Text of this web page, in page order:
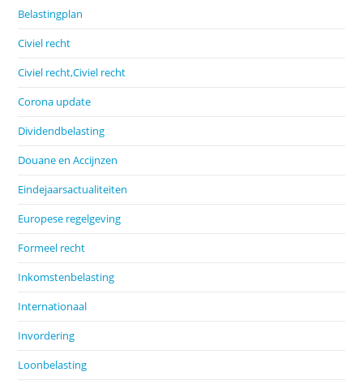
Belastingplan
Civiel recht
Civiel recht,Civiel recht
Corona update
Dividendbelasting
Douane en Accijnzen
Eindejaarsactualiteiten
Europese regelgeving
Formeel recht
Inkomstenbelasting
Internationaal
Invordering
Loonbelasting